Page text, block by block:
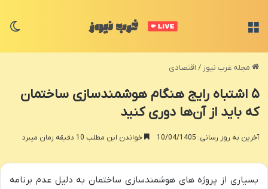
مجله غرب نیوز / اقتصادی
۵ اشتباه رایج هنگام هوشمندسازی ساختمان
که باید از آن‌ها دوری کنید
آخرین به روز رسانی: 10/04/1405 خواندن این مطلب 10 دقیقه زمان میبرد
بسیاری از پروژه های هوشمندسازی ساختمان به دلیل عدم برنامه